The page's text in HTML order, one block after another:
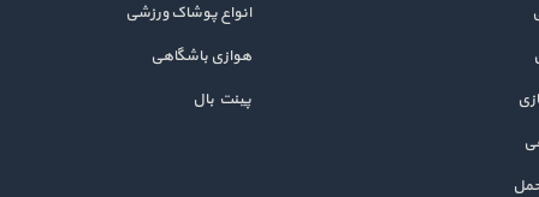
انواع پوشاک ورزشی
هوازی باشگاهی
پینت بال